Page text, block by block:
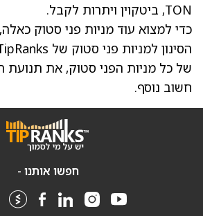
TON,‏ ביטקוין ויתרות לקבל.
כדי למצוא עוד מניות פני סטוק
של כל מניות הפני סטוק, את תנועת
חשוב נוסף.
חפשו אותנו -